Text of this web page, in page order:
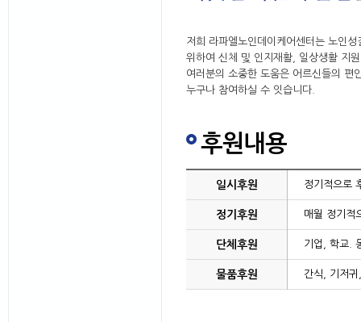
저희 라파엘노인데이케어센터는 노인
위하여 신체 및 인지재활, 일상생활 지
여러분의 소중한 도움은 어르신들의 편
누구나 참여하실 수 잇습니다.
후원내용
일시후원 정기적으로
정기후원 매월 정기적
단체후원 기업, 학교.
물품후원 간식, 기저